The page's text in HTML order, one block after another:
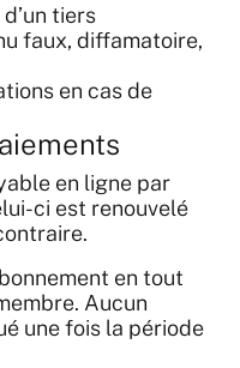
tiers
faux, diffamatoire,
en cas de
en ligne par
ci est renouvelé
en tout
Aucun
une fois la période